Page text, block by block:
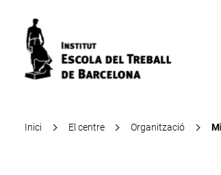
Inici El centre Organització